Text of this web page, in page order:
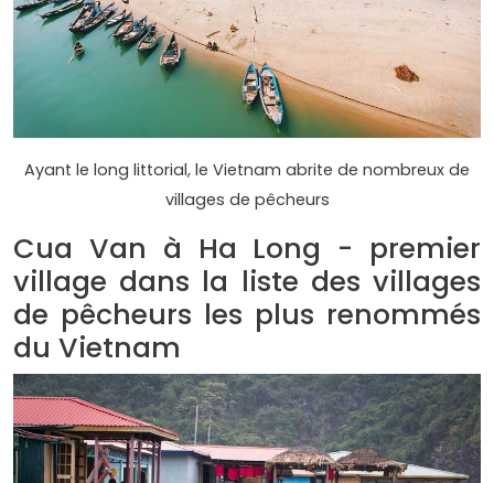
Ayant le long littorial, le Vietnam abrite de nombreux de
villages de pêcheurs
Cua Van à Ha Long - premier
village dans la liste des villages
de pêcheurs les plus renommés
du Vietnam